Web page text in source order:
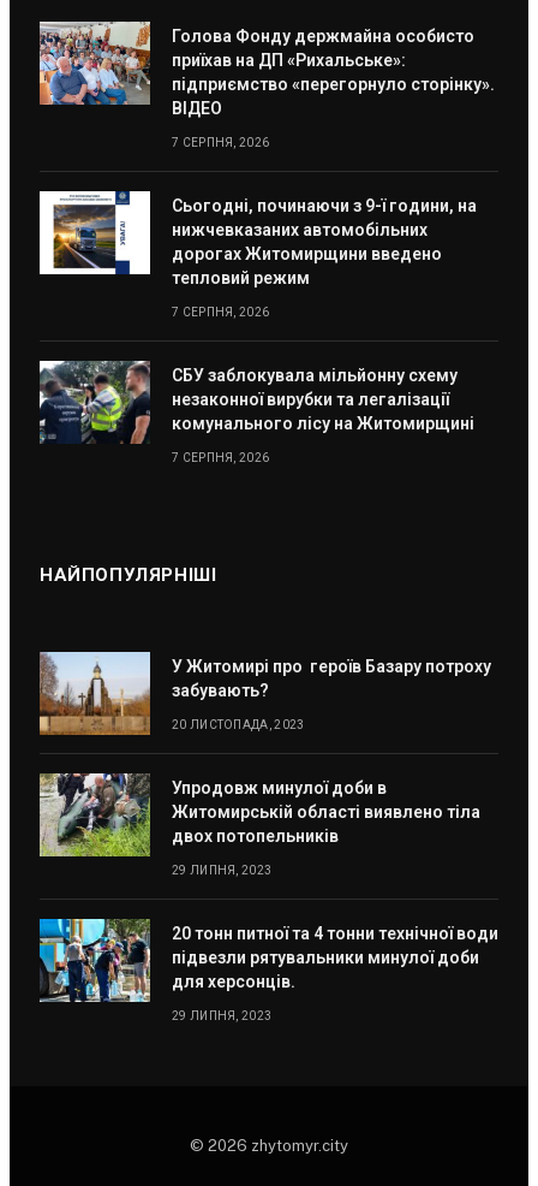
Голова Фонду держмайна особисто
приїхав на ДП «Рихальське»:
підприємство «перегорнуло сторінку».
ВІДЕО
7 СЕРПНЯ, 2026
Сьогодні, починаючи з 9-ї години, на
нижчевказаних автомобільних
дорогах Житомирщини введено
тепловий режим
7 СЕРПНЯ, 2026
СБУ заблокувала мільйонну схему
незаконної вирубки та легалізації
комунального лісу на Житомирщині
7 СЕРПНЯ, 2026
НАЙПОПУЛЯРНІШІ
У Житомирі про героїв Базару потроху
забувають?
20 ЛИСТОПАДА, 2023
Упродовж минулої доби в
Житомирській області виявлено тіла
двох потопельників
29 ЛИПНЯ, 2023
20 тонн питної та 4 тонни технічної води
підвезли рятувальники минулої доби
для херсонців.
29 ЛИПНЯ, 2023
© 2026 zhytomyr.city